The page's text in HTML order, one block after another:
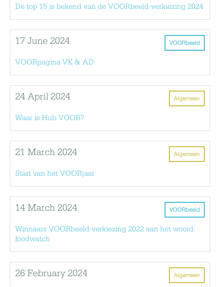
De top 15 is bekend van de VOORbeeld-verkiezing 2024
VOORbeeld
17 June 2024
VOORpagina VK & AD
Algemeen
24 April 2024
Waar is Hub VOOR?
Algemeen
21 March 2024
Start van het VOORjaar
VOORbeeld
14 March 2024
Winnaars VOORbeeld-verkiezing 2022 aan het woord:
foodwatch
Algemeen
26 February 2024